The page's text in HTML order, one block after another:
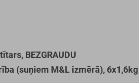
BEZGRAUDU
(suņiem M&L izmērā),